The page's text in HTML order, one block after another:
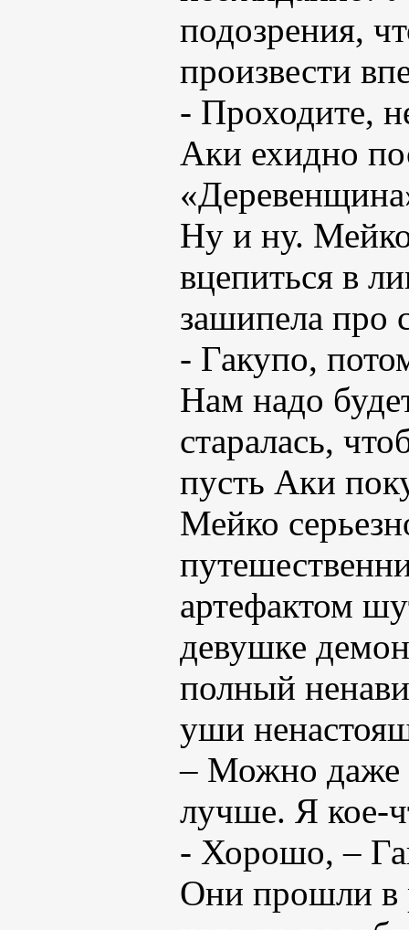
подозрения,
произвести
- Проходите,
Аки ехидно
Ну и ну.
вцепиться в
зашипела про
- Гакупо,
Нам надо
старалась,
пусть Аки
Мейко
артефактом
девушке
полный
уши
– Можно даже
лучше. Я кое-
- Хорошо, –
Они прошли в